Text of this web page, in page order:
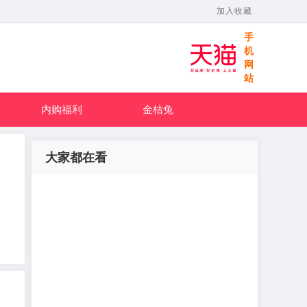
加入收藏
手
机
网
站
内购福利 金桔兔
大家都在看